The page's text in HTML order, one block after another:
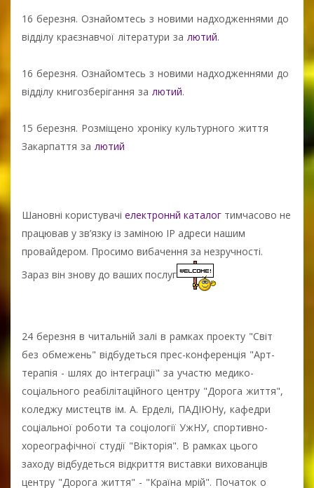
16 березня. Ознайомтесь з новими надходженнями до
відділу краєзнавчої літератури за лютий.
16 березня. Ознайомтесь з новими надходженнями до
відділу книгозберігання за лютий.
15 березня. Розміщено хроніку культурного життя
Закарпаття за лютий
Шановні користувачі електроннй каталог тимчасово не
працював у зв’язку із заміною IP адреси нашим
провайдером. Просимо вибачення за незручності.
Зараз він знову до ваших послуг
24 березня в читальній залі в рамках проекту "Світ
без обмежень" відбудеться прес-конференція "Арт-
терапія - шлях до інтеграції" за участю медико-
соціального реабілітаційного центру "Дорога життя",
коледжу мистецтв ім. А. Ерделі, ПАДІЮНу, кафедри
соціальної роботи та соціології УжНУ, спортивно-
хореографічної студії "Вікторія". В рамках цього
заходу відбудеться відкриття виставки вихованців
центру "Дорога життя" - "Країна мрій". Початок о